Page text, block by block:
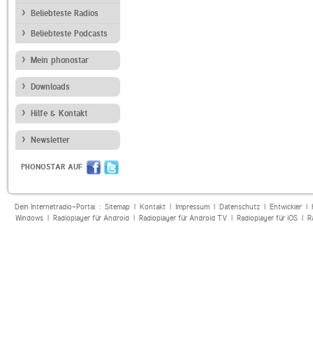
Beliebteste Radios
Beliebteste Podcasts
Mein phonostar
Downloads
Hilfe & Kontakt
Newsletter
PHONOSTAR AUF
Dein Internetradio-Portal : Sitemap| Kontakt| Impressum| Datenschutz| Entwickler|
Windows| Radioplayer für Android| Radioplayer für Android TV| Radioplayer für iOS|